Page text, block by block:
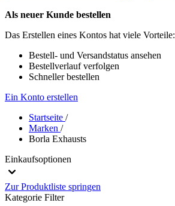
Als neuer Kunde bestellen
Das Erstellen eines Kontos hat viele Vorteile:
Bestell- und Versandstatus ansehen
Bestellverlauf verfolgen
Schneller bestellen
Ein Konto erstellen
Startseite /
Marken /
Borla Exhausts
Einkaufsoptionen
Zur Produktliste springen
Kategorie Filter